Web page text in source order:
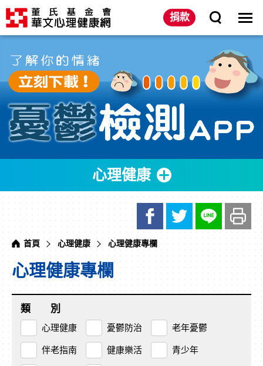
心
開
網
站
尋
選
單
捐款
主
憂
心理健康
首頁 心理健康 心理健康專欄
心理健康專欄
類 別
心理健康 憂鬱防治 老年憂鬱
伴老指南 健康樂活 青少年